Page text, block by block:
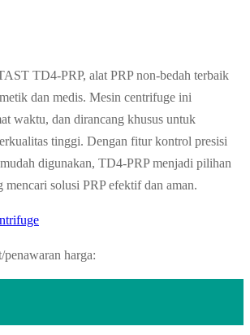
TD4-PRP, alat PRP non-bedah terbaik
dan medis. Mesin centrifuge ini
waktu, dan dirancang khusus untuk
tinggi. Dengan fitur kontrol presisi
digunakan, TD4-PRP menjadi pilihan
solusi PRP efektif dan aman.
harga: